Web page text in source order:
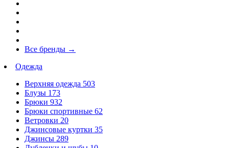
Все бренды →
Одежда
Верхняя одежда 503
Блузы 173
Брюки 932
Брюки спортивные 62
Ветровки 20
Джинсовые куртки 35
Джинсы 289